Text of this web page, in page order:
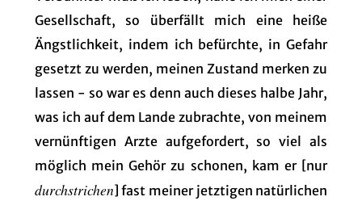
Gesellschaft, so überfällt mich eine heiße
Ängstlichkeit, indem ich befürchte, in Gefahr
gesetzt zu werden, meinen Zustand merken zu
lassen - so war es denn auch dieses halbe Jahr,
was ich auf dem Lande zubrachte, von meinem
vernünftigen Arzte aufgefordert, so viel als
möglich mein Gehör zu schonen, kam er [nur
durchstrichen] fast meiner jetztigen natürlichen